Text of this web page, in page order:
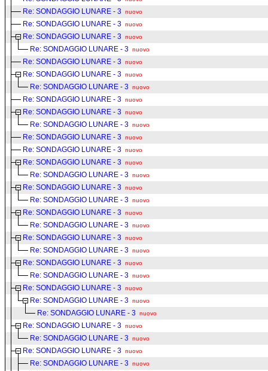
Re: SONDAGGIO LUNARE - 3 nuovo
Re: SONDAGGIO LUNARE - 3 nuovo
Re: SONDAGGIO LUNARE - 3 nuovo
Re: SONDAGGIO LUNARE - 3 nuovo
Re: SONDAGGIO LUNARE - 3 nuovo
Re: SONDAGGIO LUNARE - 3 nuovo
Re: SONDAGGIO LUNARE - 3 nuovo
Re: SONDAGGIO LUNARE - 3 nuovo
Re: SONDAGGIO LUNARE - 3 nuovo
Re: SONDAGGIO LUNARE - 3 nuovo
Re: SONDAGGIO LUNARE - 3 nuovo
Re: SONDAGGIO LUNARE - 3 nuovo
Re: SONDAGGIO LUNARE - 3 nuovo
Re: SONDAGGIO LUNARE - 3 nuovo
Re: SONDAGGIO LUNARE - 3 nuovo
Re: SONDAGGIO LUNARE - 3 nuovo
Re: SONDAGGIO LUNARE - 3 nuovo
Re: SONDAGGIO LUNARE - 3 nuovo
Re: SONDAGGIO LUNARE - 3 nuovo
Re: SONDAGGIO LUNARE - 3 nuovo
Re: SONDAGGIO LUNARE - 3 nuovo
Re: SONDAGGIO LUNARE - 3 nuovo
Re: SONDAGGIO LUNARE - 3 nuovo
Re: SONDAGGIO LUNARE - 3 nuovo
Re: SONDAGGIO LUNARE - 3 nuovo
Re: SONDAGGIO LUNARE - 3 nuovo
Re: SONDAGGIO LUNARE - 3 nuovo
Re: SONDAGGIO LUNARE - 3 nuovo
Re: SONDAGGIO LUNARE - 3 nuovo